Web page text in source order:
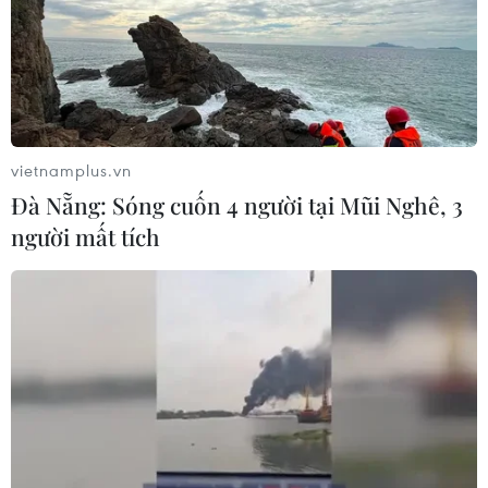
vietnamplus.vn
Đà Nẵng: Sóng cuốn 4 người tại Mũi Nghê, 3
người mất tích